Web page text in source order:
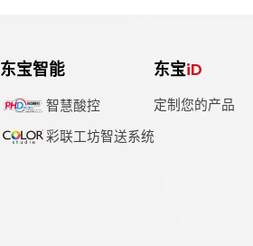
东宝智能
智慧酸控
彩联工坊智送系统
东宝iD
定制您的产品